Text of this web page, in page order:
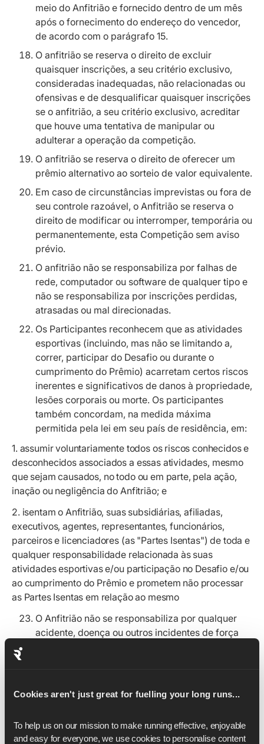
Cookies aren't just great for fuelling your long runs...
To help us on our mission to make running effective, enjoyable
and easy for everyone, we use cookies to personalise content
meio do Anfitrião e fornecido dentro de um mês
após o fornecimento do endereço do vencedor,
de acordo com o parágrafo 15.
O anfitrião se reserva o direito de excluir
quaisquer inscrições, a seu critério exclusivo,
consideradas inadequadas, não relacionadas ou
ofensivas e de desqualificar quaisquer inscrições
se o anfitrião, a seu critério exclusivo, acreditar
que houve uma tentativa de manipular ou
adulterar a operação da competição.
O anfitrião se reserva o direito de oferecer um
prêmio alternativo ao sorteio de valor equivalente.
Em caso de circunstâncias imprevistas ou fora de
seu controle razoável, o Anfitrião se reserva o
direito de modificar ou interromper, temporária ou
permanentemente, esta Competição sem aviso
prévio.
O anfitrião não se responsabiliza por falhas de
rede, computador ou software de qualquer tipo e
não se responsabiliza por inscrições perdidas,
atrasadas ou mal direcionadas.
Os Participantes reconhecem que as atividades
esportivas (incluindo, mas não se limitando a,
correr, participar do Desafio ou durante o
cumprimento do Prêmio) acarretam certos riscos
inerentes e significativos de danos à propriedade,
lesões corporais ou morte. Os participantes
também concordam, na medida máxima
permitida pela lei em seu país de residência, em:
1. assumir voluntariamente todos os riscos conhecidos e
desconhecidos associados a essas atividades, mesmo
que sejam causados, no todo ou em parte, pela ação,
inação ou negligência do Anfitrião; e
2. isentam o Anfitrião, suas subsidiárias, afiliadas,
executivos, agentes, representantes, funcionários,
parceiros e licenciadores (as "Partes Isentas") de toda e
qualquer responsabilidade relacionada às suas
atividades esportivas e/ou participação no Desafio e/ou
ao cumprimento do Prêmio e prometem não processar
as Partes Isentas em relação ao mesmo
O Anfitrião não se responsabiliza por qualquer
acidente, doença ou outros incidentes de força
decisões do anfitrião, que são definitivas em
Nenhuma correspondência será enviada com
relação às decisões do anfitrião.